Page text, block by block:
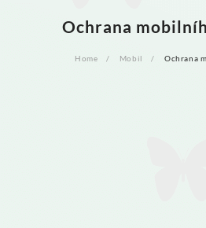
Ochrana
Home Mobil Ochrana